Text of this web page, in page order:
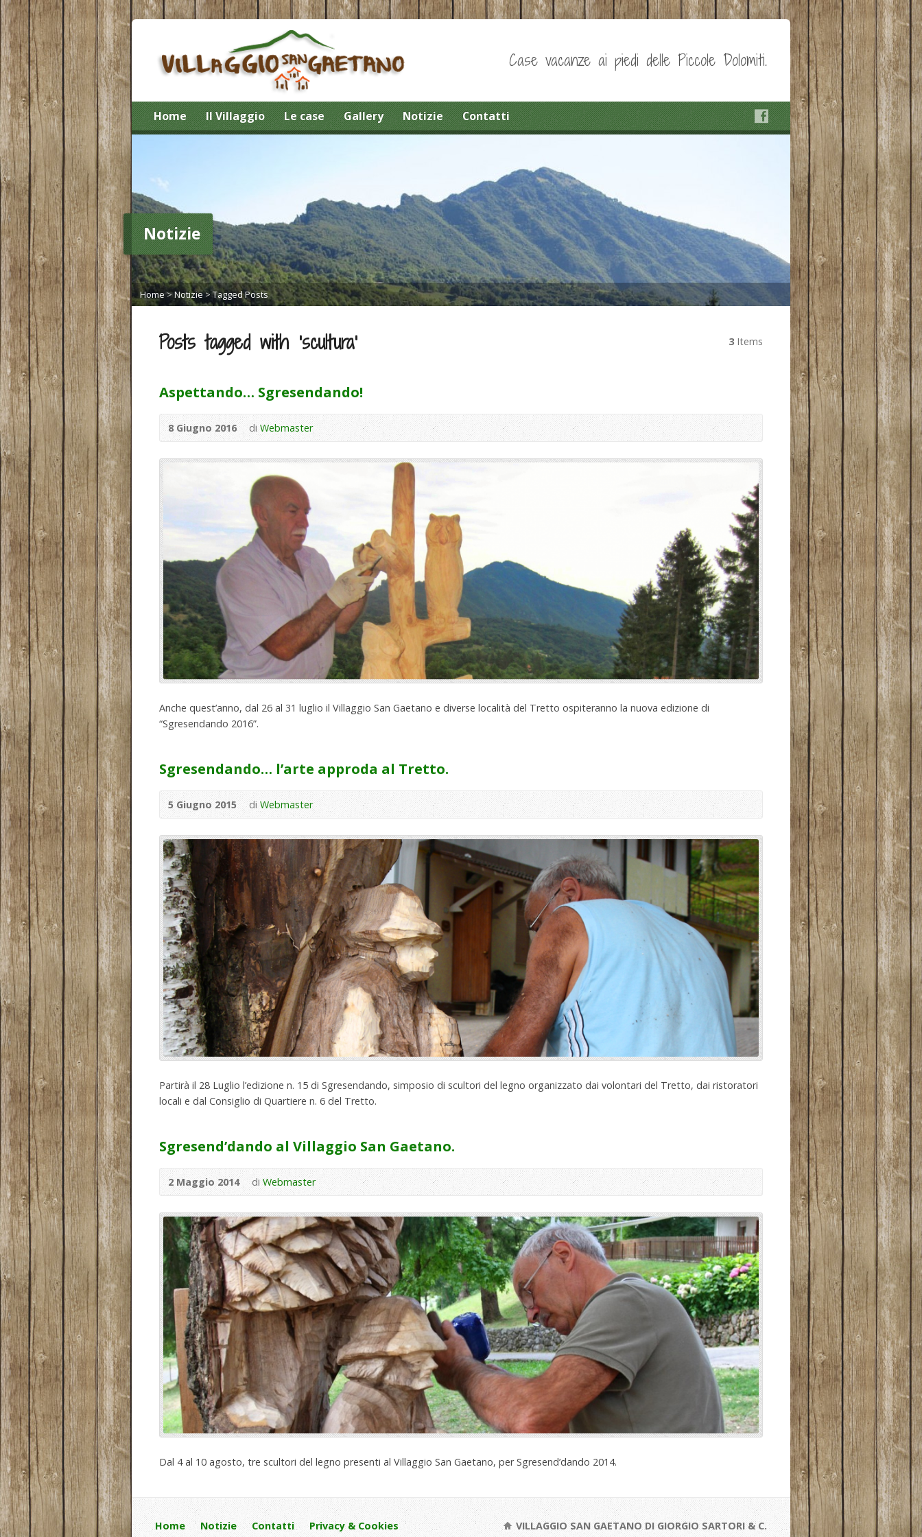
Case vacanze ai piedi delle Piccole Dolomiti.
Home Il Villaggio Le case Gallery Notizie Contatti
Notizie
Home>Notizie>Tagged Posts
Posts tagged with ‘scultura’ 3 Items
Aspettando… Sgresendando!
8 Giugno 2016 di Webmaster
Anche quest’anno, dal 26 al 31 luglio il Villaggio San Gaetano e diverse località del Tretto ospiteranno la nuova edizione di
“Sgresendando 2016”.
Sgresendando… l’arte approda al Tretto.
5 Giugno 2015 di Webmaster
Partirà il 28 Luglio l’edizione n. 15 di Sgresendando, simposio di scultori del legno organizzato dai volontari del Tretto, dai ristoratori
locali e dal Consiglio di Quartiere n. 6 del Tretto.
Sgresend’dando al Villaggio San Gaetano.
2 Maggio 2014 diWebmaster
Dal 4 al 10 agosto, tre scultori del legno presenti al Villaggio San Gaetano, per Sgresend’dando 2014.
Home Notizie Contatti Privacy & Cookies
VILLAGGIO SAN GAETANO DI GIORGIO SARTORI & C.